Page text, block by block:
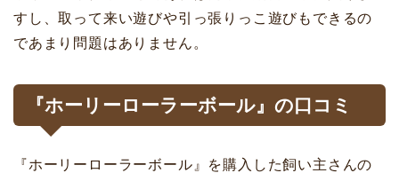
すし、取って来い遊びや引っ張りっこ遊びもできるの
であまり問題はありません。
『ホーリーローラーボール』の口コミ
『ホーリーローラーボール』を購入した飼い主さんの